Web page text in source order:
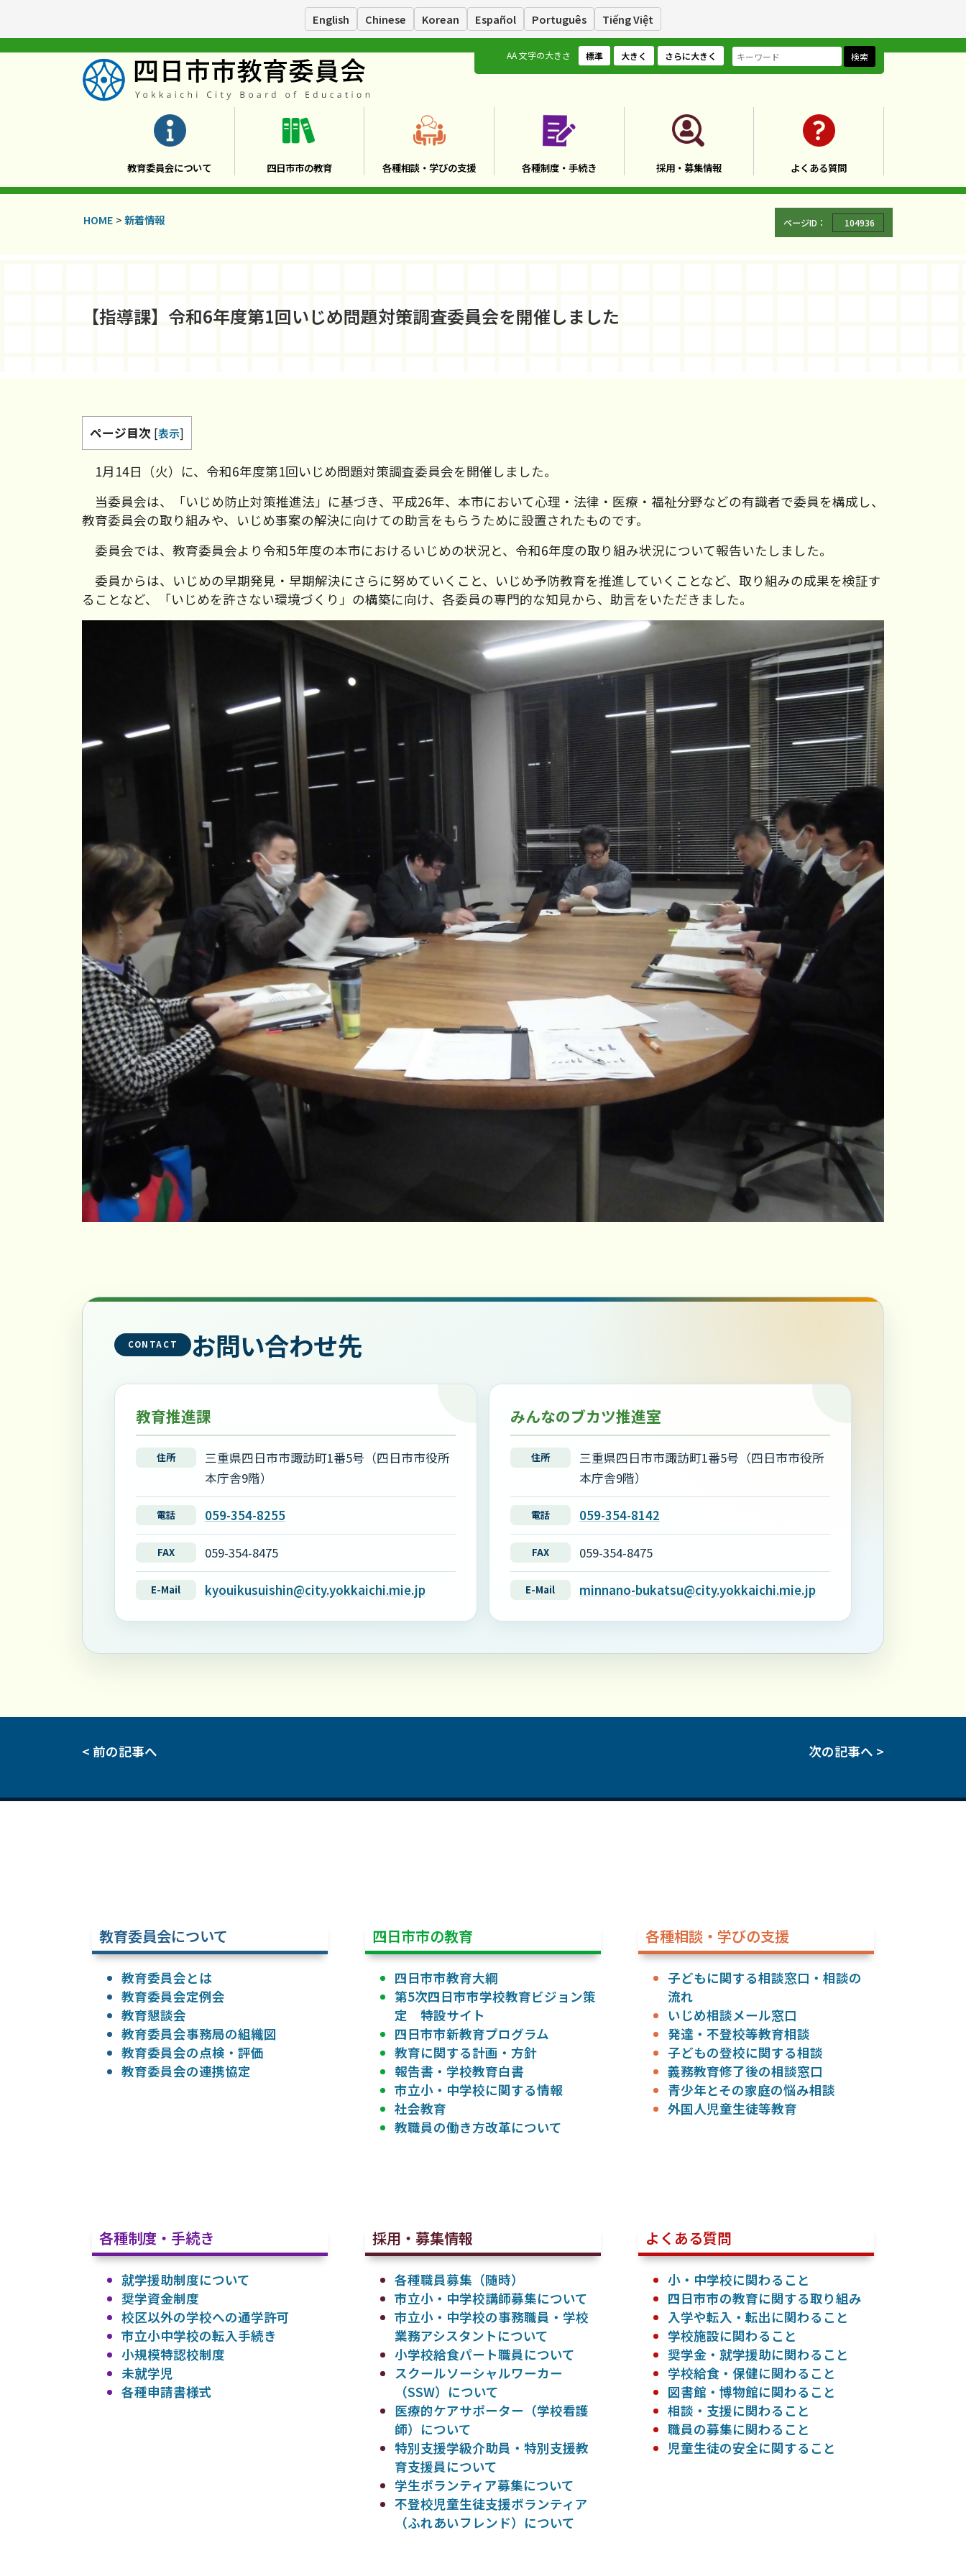
English Chinese Korean Español Português Tiếng Việt
AA文字の大きさ 標準 大きく さらに大きく 検索
教育委員会について 四日市市の教育 各種相談・学びの支援 各種制度・手続き 採用・募集情報 よくある質問
HOME >新着情報 ページID： 104936
【指導課】令和6年度第1回いじめ問題対策調査委員会を開催しました
ページ目次 [表示]
1月14日（火）に、令和6年度第1回いじめ問題対策調査委員会を開催しました。
当委員会は、「いじめ防止対策推進法」に基づき、平成26年、本市において心理・法律・医療・福祉分野などの有識者で委員を構成し、
教育委員会の取り組みや、いじめ事案の解決に向けての助言をもらうために設置されたものです。
委員会では、教育委員会より令和5年度の本市におけるいじめの状況と、令和6年度の取り組み状況について報告いたしました。
委員からは、いじめの早期発見・早期解決にさらに努めていくこと、いじめ予防教育を推進していくことなど、取り組みの成果を検証す
ることなど、「いじめを許さない環境づくり」の構築に向け、各委員の専門的な知見から、助言をいただきました。
CONTACT お問い合わせ先
教育推進課
住所
三重県四日市市諏訪町1番5号（四日市市役所
本庁舎9階）
電話 059-354-8255
FAX 059-354-8475
E-Mail kyouikusuishin@city.yokkaichi.mie.jp
みんなのブカツ推進室
住所
三重県四日市市諏訪町1番5号（四日市市役所
本庁舎9階）
電話 059-354-8142
FAX 059-354-8475
E-Mail minnano-bukatsu@city.yokkaichi.mie.jp
< 前の記事へ 次の記事へ >
教育委員会について
教育委員会とは
教育委員会定例会
教育懇談会
教育委員会事務局の組織図
教育委員会の点検・評価
教育委員会の連携協定
四日市市の教育
四日市市教育大綱
第5次四日市市学校教育ビジョン策
定 特設サイト
四日市市新教育プログラム
教育に関する計画・方針
報告書・学校教育白書
市立小・中学校に関する情報
社会教育
教職員の働き方改革について
各種相談・学びの支援
子どもに関する相談窓口・相談の
流れ
いじめ相談メール窓口
発達・不登校等教育相談
子どもの登校に関する相談
義務教育修了後の相談窓口
青少年とその家庭の悩み相談
外国人児童生徒等教育
各種制度・手続き
就学援助制度について
奨学資金制度
校区以外の学校への通学許可
市立小中学校の転入手続き
小規模特認校制度
未就学児
各種申請書様式
採用・募集情報
各種職員募集（随時）
市立小・中学校講師募集について
市立小・中学校の事務職員・学校
業務アシスタントについて
小学校給食パート職員について
スクールソーシャルワーカー
（SSW）について
医療的ケアサポーター（学校看護
師）について
特別支援学級介助員・特別支援教
育支援員について
学生ボランティア募集について
不登校児童生徒支援ボランティア
（ふれあいフレンド）について
よくある質問
小・中学校に関わること
四日市市の教育に関する取り組み
入学や転入・転出に関わること
学校施設に関わること
奨学金・就学援助に関わること
学校給食・保健に関わること
図書館・博物館に関わること
相談・支援に関わること
職員の募集に関わること
児童生徒の安全に関すること